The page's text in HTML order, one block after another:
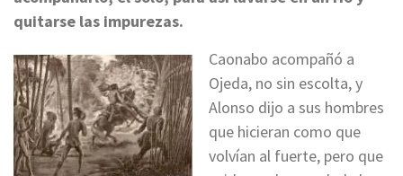
quitarse las impurezas.
Caonabo acompañó a
Ojeda, no sin escolta, y
Alonso dijo a sus hombres
que hicieran como que
volvían al fuerte, pero que